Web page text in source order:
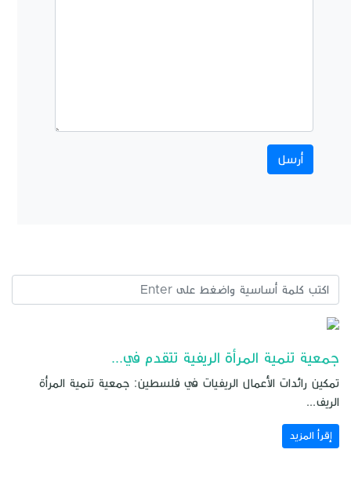
جمعية تنمية المرأة الريفية تتقدم في...
تمكين رائدات الأعمال الريفيات في فلسطين: جمعية تنمية المرأة
الريف...
إقرأ المزيد